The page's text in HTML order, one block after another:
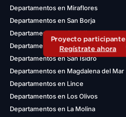
Proyecto participante
Regístrate ahora
Departamentos en Miraflores
Departamentos en San Borja
Departamentos en San Miguel
Departamentos en Jesús María
Departamentos en San Isidro
Departamentos en Magdalena del Mar
Departamentos en Lince
Departamentos en Los Olivos
Departamentos en La Molina